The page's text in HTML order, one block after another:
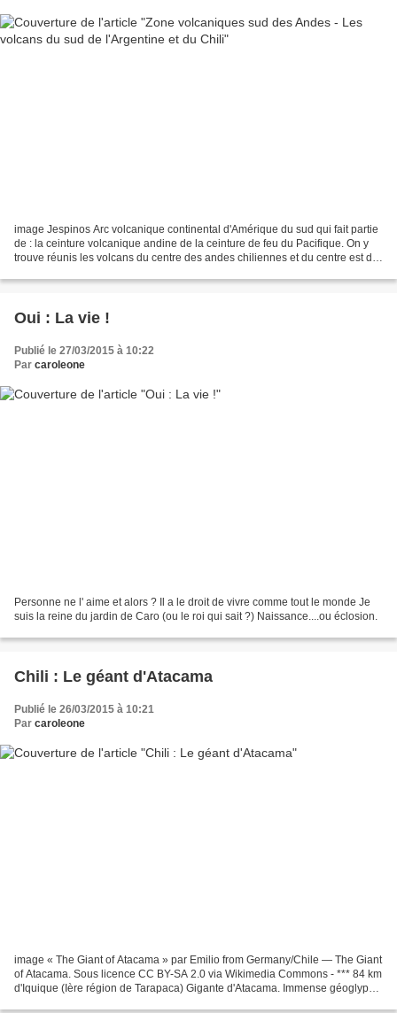
image Jespinos Arc volcanique continental d'Amérique du sud qui fait partie
de : la ceinture volcanique andine de la ceinture de feu du Pacifique. On y
trouve réunis les volcans du centre des andes chiliennes et du centre est de
Oui : La vie !
Publié le 27/03/2015 à 10:22
Par caroleone
Personne ne l' aime et alors ? Il a le droit de vivre comme tout le monde Je
suis la reine du jardin de Caro (ou le roi qui sait ?) Naissance....ou éclosion.
Chili : Le géant d'Atacama
Publié le 26/03/2015 à 10:21
Par caroleone
image « The Giant of Atacama » par Emilio from Germany/Chile — The Giant
of Atacama. Sous licence CC BY-SA 2.0 via Wikimedia Commons - *** 84 km
d'Iquique (Ière région de Tarapaca) Gigante d'Atacama. Immense géoglyphe